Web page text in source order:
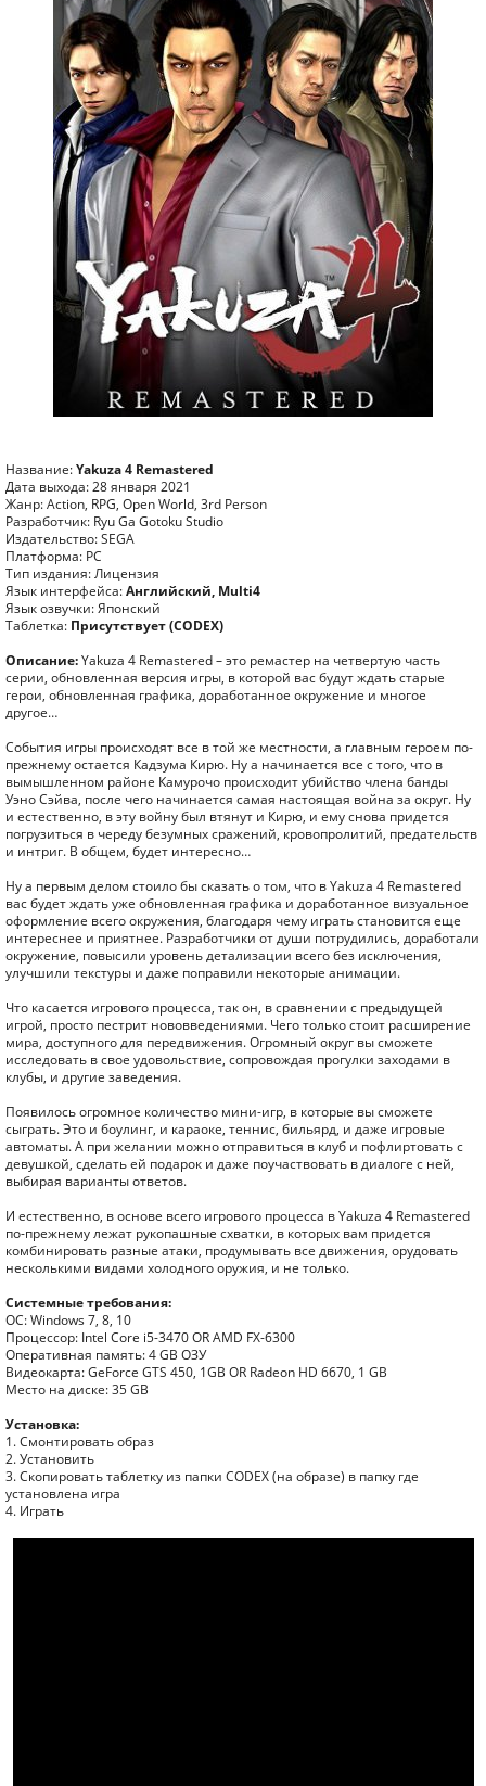
Название:Yakuza 4 Remastered
Дата выхода: 28 января 2021
Жанр: Action, RPG, Open World, 3rd Person
Разработчик: Ryu Ga Gotoku Studio
Издательство: SEGA
Платформа: PC
Тип издания: Лицензия
Язык интерфейса:Английский, Multi4
Язык озвучки: Японский
Таблетка: Присутствует (CODEX)
Описание:Yakuza 4 Remastered – это ремастер на четвертую часть
серии, обновленная версия игры, в которой вас будут ждать старые
герои, обновленная графика, доработанное окружение и многое
другое…
События игры происходят все в той же местности, а главным героем по-
прежнему остается Кадзума Кирю. Ну а начинается все с того, что в
вымышленном районе Камурочо происходит убийство члена банды
Уэно Сэйва, после чего начинается самая настоящая война за округ. Ну
и естественно, в эту войну был втянут и Кирю, и ему снова придется
погрузиться в череду безумных сражений, кровопролитий, предательств
и интриг. В общем, будет интересно…
Ну а первым делом стоило бы сказать о том, что в Yakuza 4 Remastered
вас будет ждать уже обновленная графика и доработанное визуальное
оформление всего окружения, благодаря чему играть становится еще
интереснее и приятнее. Разработчики от души потрудились, доработали
окружение, повысили уровень детализации всего без исключения,
улучшили текстуры и даже поправили некоторые анимации.
Что касается игрового процесса, так он, в сравнении с предыдущей
игрой, просто пестрит нововведениями. Чего только стоит расширение
мира, доступного для передвижения. Огромный округ вы сможете
исследовать в свое удовольствие, сопровождая прогулки заходами в
клубы, и другие заведения.
Появилось огромное количество мини-игр, в которые вы сможете
сыграть. Это и боулинг, и караоке, теннис, бильярд, и даже игровые
автоматы. А при желании можно отправиться в клуб и пофлиртовать с
девушкой, сделать ей подарок и даже поучаствовать в диалоге с ней,
выбирая варианты ответов.
И естественно, в основе всего игрового процесса в Yakuza 4 Remastered
по-прежнему лежат рукопашные схватки, в которых вам придется
комбинировать разные атаки, продумывать все движения, орудовать
несколькими видами холодного оружия, и не только.
Системные требования:
ОС: Windows 7, 8, 10
Процессор: Intel Core i5-3470 OR AMD FX-6300
Оперативная память: 4 GB ОЗУ
Видеокарта: GeForce GTS 450, 1GB OR Radeon HD 6670, 1 GB
Место на диске: 35 GB
Установка:
1. Смонтировать образ
2. Установить
3. Скопировать таблетку из папки CODEX (на образе) в папку где
установлена игра
4. Играть